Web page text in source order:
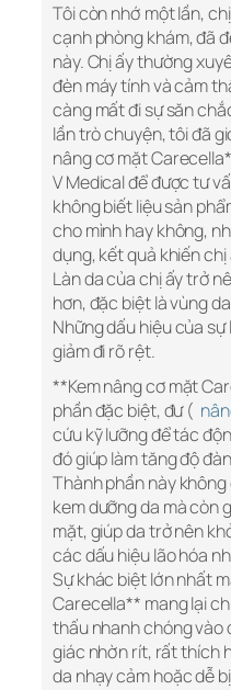
Tôi còn nhớ một lần,
cạnh phòng khám, đã
này. Chị ấy thường
đèn máy tính và cảm
càng mất đi sự săn
lần trò chuyện, tôi đã
nâng cơ mặt
V Medical để được tư
không biết liệu sản
cho mình hay không,
dụng, kết quả khiến
Làn da của chị ấy trở
hơn, đặc biệt là vùng
Những dấu hiệu của
giảm đi rõ rệt.
**Kem nâng cơ mặt
phần đặc biệt, đư (
cứu kỹ lưỡng để tác
đó giúp làm tăng độ
Thành phần này
kem dưỡng da mà còn
mặt, giúp da trở nên
các dấu hiệu lão hóa
Sự khác biệt lớn nhất
Carecella** mang lại
thấu nhanh chóng vào
giác nhờn rít, rất thích
da nhạy cảm hoặc dễ